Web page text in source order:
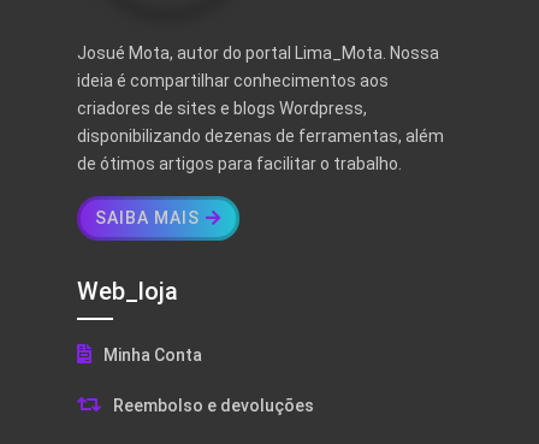
Josué Mota, autor do portal Lima_Mota. Nossa
ideia é compartilhar conhecimentos aos
criadores de sites e blogs Wordpress,
disponibilizando dezenas de ferramentas, além
de ótimos artigos para facilitar o trabalho.
SAIBA MAIS
Web_loja
Minha Conta
Reembolso e devoluções